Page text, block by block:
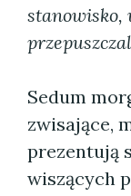
stanowisko,
Sedum
zwisające,
prezentują
wiszących